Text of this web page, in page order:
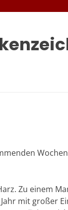
Zu einem
mit großer